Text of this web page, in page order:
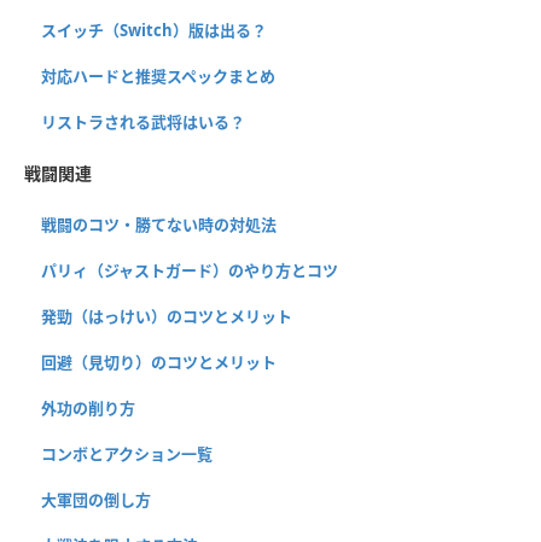
スイッチ（Switch）版は出る？
対応ハードと推奨スペックまとめ
リストラされる武将はいる？
戦闘関連
戦闘のコツ・勝てない時の対処法
パリィ（ジャストガード）のやり方とコツ
発勁（はっけい）のコツとメリット
回避（見切り）のコツとメリット
外功の削り方
コンボとアクション一覧
大軍団の倒し方